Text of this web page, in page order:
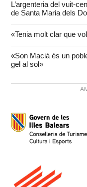
L’argenteria del vuit-
de Santa Maria dels
«Tenia molt clar que
«Son Macià és un
gel al sol»